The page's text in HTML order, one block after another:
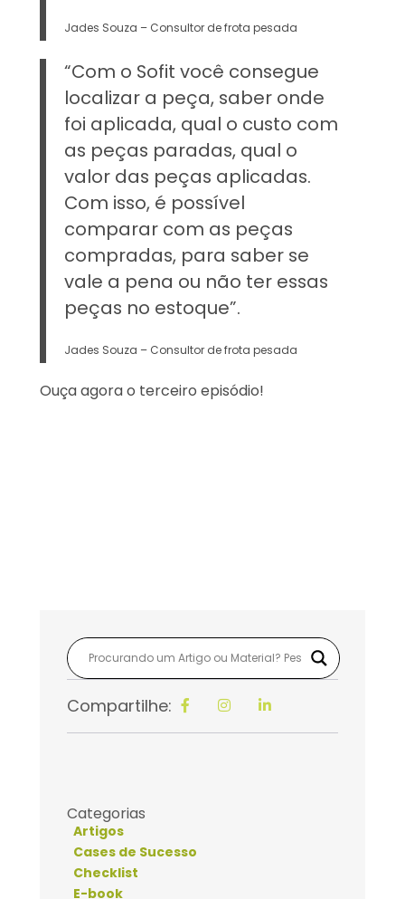
Jades Souza – Consultor de frota pesada
“Com o Sofit você consegue
localizar a peça, saber onde
foi aplicada, qual o custo com
as peças paradas, qual o
valor das peças aplicadas.
Com isso, é possível
comparar com as peças
compradas, para saber se
vale a pena ou não ter essas
peças no estoque”.
Jades Souza – Consultor de frota pesada
Ouça agora o terceiro episódio!
Compartilhe:
Categorias
Artigos
Cases de Sucesso
Checklist
E-book